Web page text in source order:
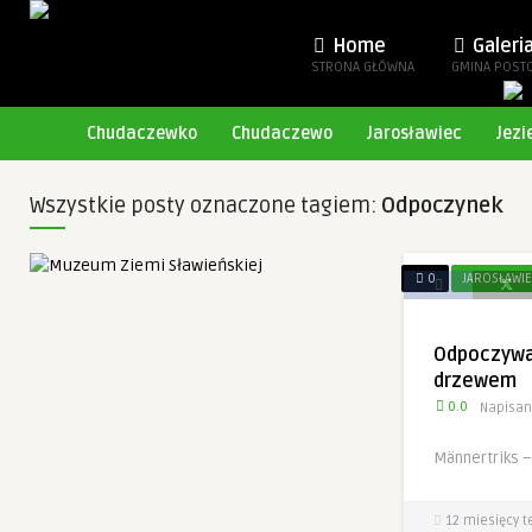
Home
STRONA GŁÓWNA
Galeria
GMINA
Chudaczewko Chudaczewo Jarosławiec
Wszystkie posty oznaczone tagiem: Odpoczynek
0
drzewem
0.0
Männertriks
12 miesięcy